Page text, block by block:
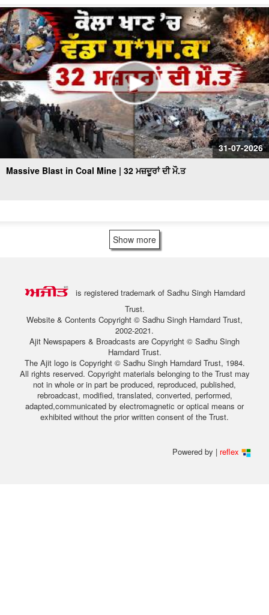
31-07-2026
Massive Blast in Coal Mine | 32 ਮਜ਼ਦੂਰਾਂ ਦੀ ਮੌ.ਤ
Show more
is registered trademark of Sadhu Singh Hamdard
Trust.
Website & Contents Copyright © Sadhu Singh Hamdard Trust,
2002-2021.
Ajit Newspapers & Broadcasts are Copyright © Sadhu Singh
Hamdard Trust.
The Ajit logo is Copyright © Sadhu Singh Hamdard Trust, 1984.
All rights reserved. Copyright materials belonging to the Trust may
not in whole or in part be produced, reproduced, published,
rebroadcast, modified, translated, converted, performed,
adapted,communicated by electromagnetic or optical means or
exhibited without the prior written consent of the Trust.
Powered by | reflex